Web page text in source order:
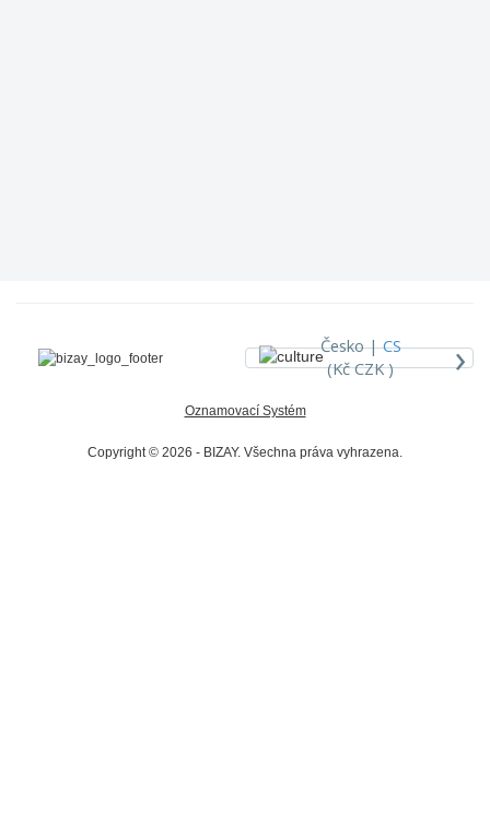
Česko |CS
(Kč CZK )
›
Oznamovací Systém
Copyright © 2026 - BIZAY. Všechna práva vyhrazena.